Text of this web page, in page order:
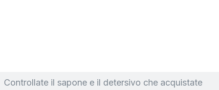
Controllate il sapone e il detersivo che acquistate